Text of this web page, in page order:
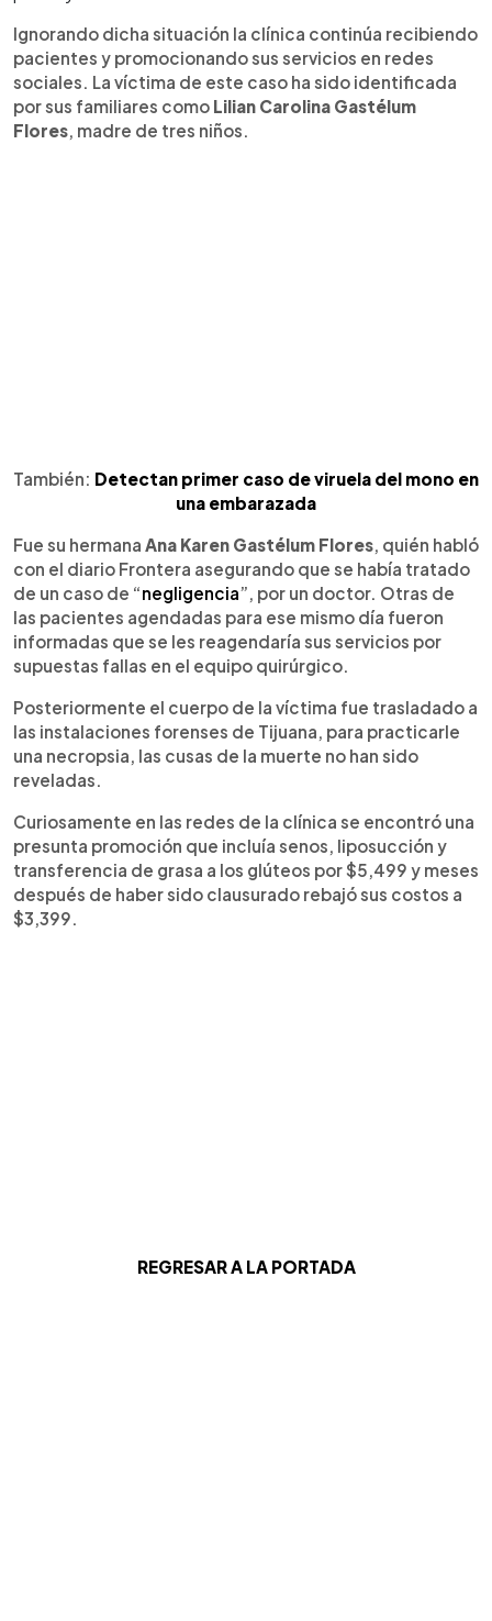
Ignorando dicha situación la clínica continúa recibiendo
pacientes y promocionando sus servicios en redes
sociales. La víctima de este caso ha sido identificada
por sus familiares como Lilian Carolina Gastélum
Flores, madre de tres niños.
También: Detectan primer caso de viruela del mono en
una embarazada
Fue su hermana Ana Karen Gastélum Flores, quién habló
con el diario Frontera asegurando que se había tratado
de un caso de “negligencia”, por un doctor. Otras de
las pacientes agendadas para ese mismo día fueron
informadas que se les reagendaría sus servicios por
supuestas fallas en el equipo quirúrgico.
Posteriormente el cuerpo de la víctima fue trasladado a
las instalaciones forenses de Tijuana, para practicarle
una necropsia, las cusas de la muerte no han sido
reveladas.
Curiosamente en las redes de la clínica se encontró una
presunta promoción que incluía senos, liposucción y
transferencia de grasa a los glúteos por $5,499 y meses
después de haber sido clausurado rebajó sus costos a
$3,399.
REGRESAR A LA PORTADA